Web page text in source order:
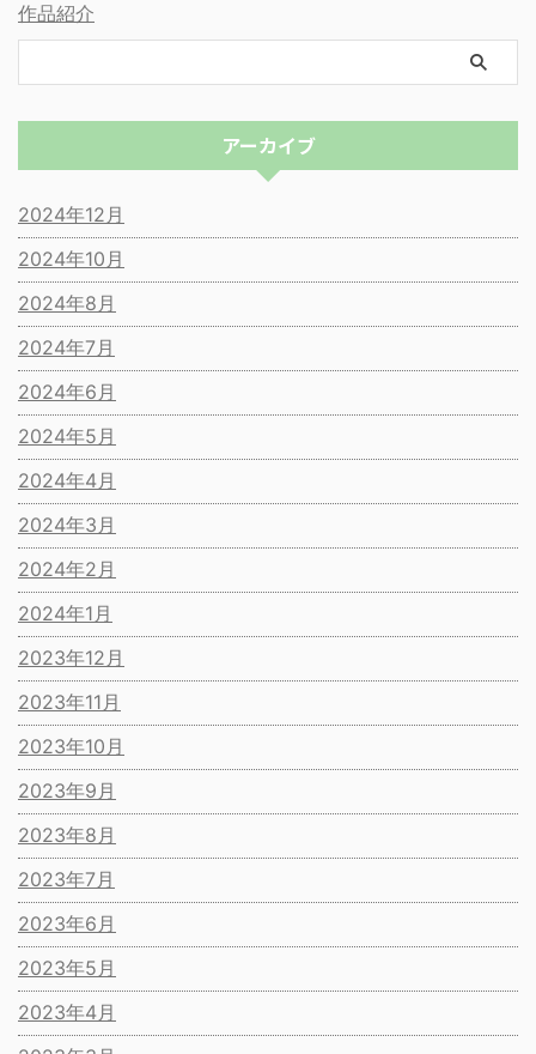
作品紹介
アーカイブ
2024年12月
2024年10月
2024年8月
2024年7月
2024年6月
2024年5月
2024年4月
2024年3月
2024年2月
2024年1月
2023年12月
2023年11月
2023年10月
2023年9月
2023年8月
2023年7月
2023年6月
2023年5月
2023年4月